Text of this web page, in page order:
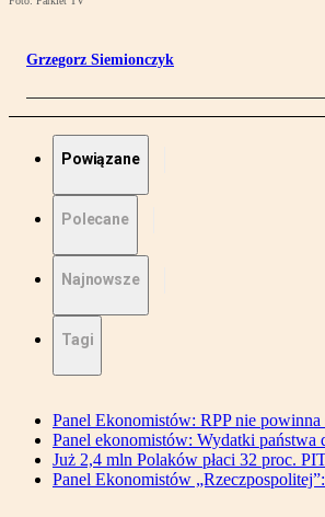
Grzegorz Siemionczyk
Powiązane
Polecane
Najnowsze
Tagi
Panel Ekonomistów: RPP nie
Panel ekonomistów: Wydatki państwa
Już 2,4 mln Polaków płaci 32 proc.
Panel Ekonomistów